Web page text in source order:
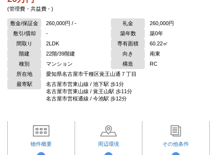
(管理費・共益費 - )
敷金/保証金 260,000円 / - 礼金
260,000円
敷引/償却
- 築年数
築0年
間取り
2LDK 専有面積
60.22㎡
階建
22階/39階建 向き
南東
種別
マンション 構造
RC
所在地
愛知県名古屋市千種区覚王山通７丁目
最寄駅
名古屋市営東山線 / 池下駅 歩1分
名古屋市営東山線 / 覚王山駅 歩11分
名古屋市営桜通線 / 今池駅 歩12分
物件概要 周辺環境 その他条件